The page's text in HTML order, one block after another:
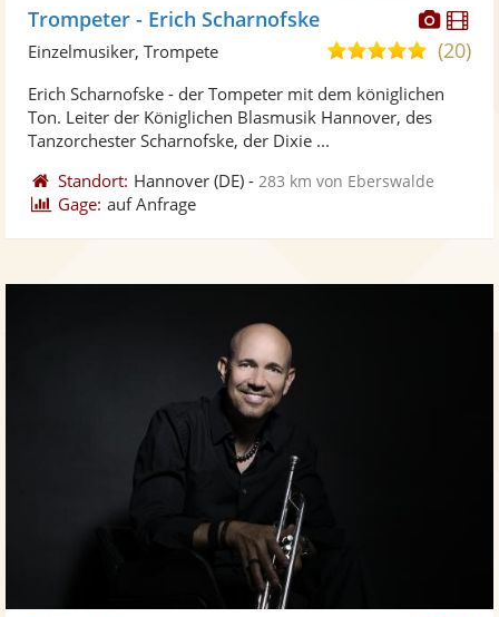
Fotos
Trompeter - Erich Scharnofske
5,0
5
(20)
Einzelmusiker, Trompete
Erich Scharnofske - der Tompeter mit dem königlichen
Ton. Leiter der Königlichen Blasmusik Hannover, des
Tanzorchester Scharnofske, der Dixie ...
Standort: Hannover (DE) - 283 km von Eberswalde
Gage: auf Anfrage